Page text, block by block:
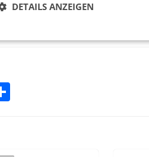
DETAILS ANZEIGEN